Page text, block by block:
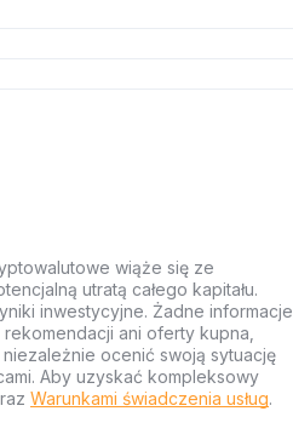
wiąże się ze
utratą całego kapitału.
inwestycyjne. Żadne informacje
ani oferty kupna,
ocenić swoją sytuację
Aby uzyskać kompleksowy
Warunkami świadczenia usług.